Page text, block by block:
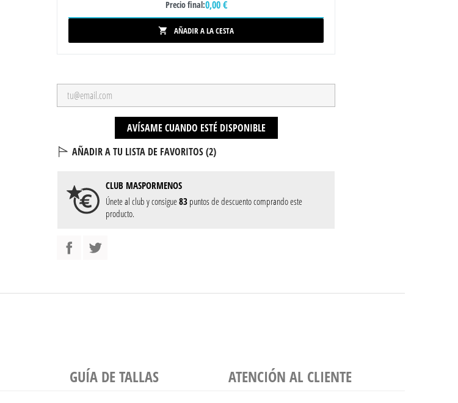
Precio final:0,00 €
 AÑADIR A LA CESTA
AVÍSAME CUANDO ESTÉ DISPONIBLE
AÑADIR A TU LISTA DE FAVORITOS (2)
CLUB MASPORMENOS
Únete al club y consigue83puntos de descuento comprando este
producto.
GUÍA DE TALLAS ATENCIÓN AL CLIENTE